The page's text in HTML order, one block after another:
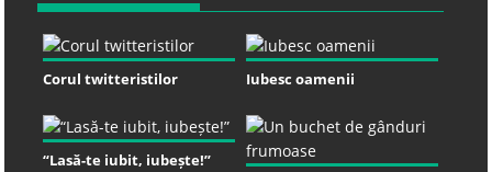
Corul twitteristilor Iubesc oamenii
“Lasă-te iubit, iubește!”